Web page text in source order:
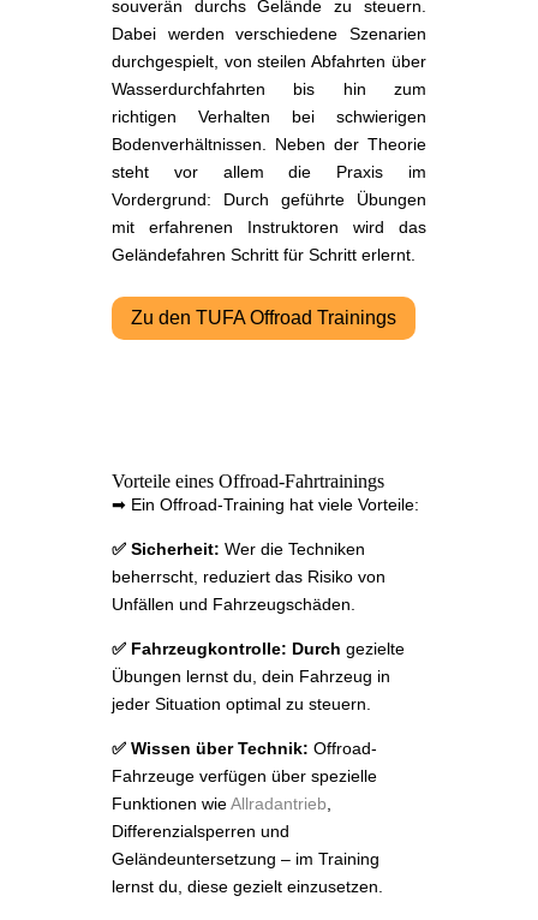
souverän durchs Gelände zu steuern.
Dabei werden verschiedene Szenarien
durchgespielt, von steilen Abfahrten über
Wasserdurchfahrten bis hin zum
richtigen Verhalten bei schwierigen
Bodenverhältnissen. Neben der Theorie
steht vor allem die Praxis im
Vordergrund: Durch geführte Übungen
mit erfahrenen Instruktoren wird das
Geländefahren Schritt für Schritt erlernt.
Zu den TUFA Offroad Trainings
Vorteile eines Offroad-Fahrtrainings
➡ Ein Offroad-Training hat viele Vorteile:
✅ Sicherheit: Wer die Techniken
beherrscht, reduziert das Risiko von
Unfällen und Fahrzeugschäden.
✅ Fahrzeugkontrolle: Durch gezielte
Übungen lernst du, dein Fahrzeug in
jeder Situation optimal zu steuern.
✅ Wissen über Technik: Offroad-
Fahrzeuge verfügen über spezielle
Funktionen wieAllradantrieb
Differenzialsperren und
Geländeuntersetzung – im Training
lernst du, diese gezielt einzusetzen.